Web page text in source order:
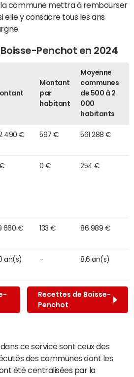
commune mettra à rembourser
elle y consacre tous les ans
Penchot en 2024
Montant
par
habitant
Moyenne
communes
de 500 à 2
000
habitants
490 € 597 € 561 288 €
0 € 254 €
660 € 133 € 86 989 €
an(s) - 8,6 an(s)
Recettes de Boisse-
Penchot
ce service sont ceux des
des communes dont les
été centralisées par la